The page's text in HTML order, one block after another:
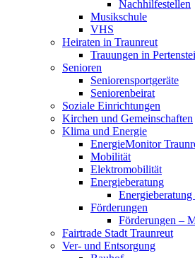
Nachhilfestellen
Musikschule
VHS
Heiraten in Traunreut
Trauungen in
Senioren
Seniorensportgeräte
Seniorenbeirat
Soziale Einrichtungen
Kirchen und Gemeinschaften
Klima und Energie
EnergieMonitor
Mobilität
Elektromobilität
Energieberatung
Förderungen
Förderungen –
Fairtrade Stadt Traunreut
Ver- und Entsorgung